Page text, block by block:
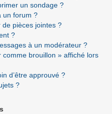
un sondage ?
un forum ?
pièces jointes ?
?
à un modérateur ?
brouillon » affiché lors
d’être approuvé ?
?